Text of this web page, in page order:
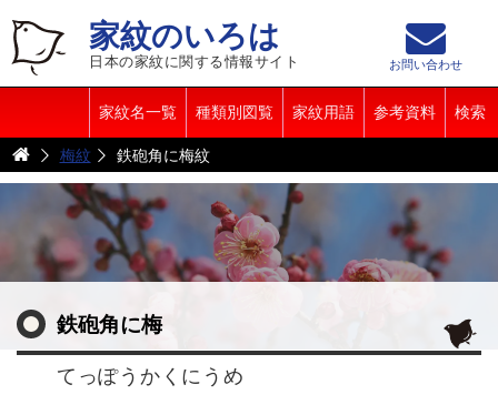
家紋のいろは
日本の家紋に関する情報サイト
家紋名一覧 種類別図覧 家紋用語 参考資料 検索
お問い合わせ
梅紋 鉄砲角に梅紋
鉄砲角に梅
てっぽうかくにうめ